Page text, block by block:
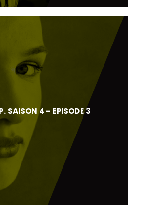
SAISON 4 – EPISODE 3